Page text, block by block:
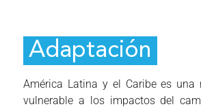
Adaptación
América Latina y el Caribe es una
vulnerable a los impactos del